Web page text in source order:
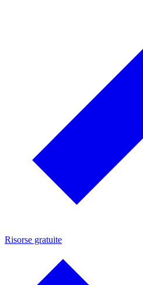
Risorse gratuite